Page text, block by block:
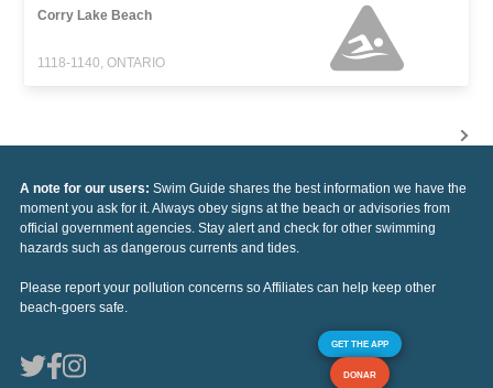
Corry Lake Beach
1118-1140, ONTARIO
A note for our users: Swim Guide shares the best information we have the
moment you ask for it. Always obey signs at the beach or advisories from
official government agencies. Stay alert and check for other swimming
hazards such as dangerous currents and tides.
Please report your pollution concerns so Affiliates can help keep other
beach-goers safe.
GET THE APP
DONAR